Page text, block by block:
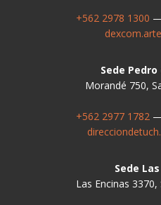
+562 2978 1300
Sede
Morandé 750,
+562 2977 1782
Sede
Las Encinas